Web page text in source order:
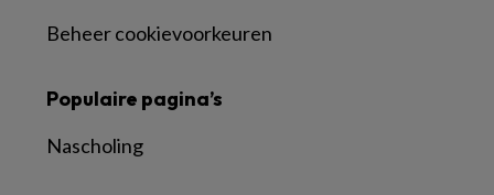
Beheer cookievoorkeuren
Populaire pagina’s
Nascholing